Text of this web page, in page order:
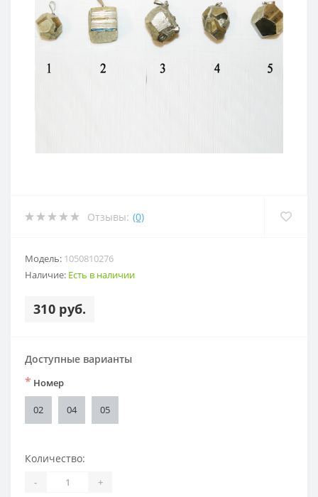
Отзывы: (0)
Модель: 1050810276
Наличие: Есть в наличии
310 руб.
Доступные варианты
* Номер
02 04 05
Количество:
- +